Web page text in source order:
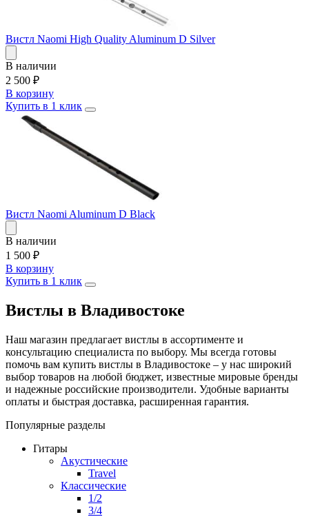
Вистл Naomi High Quality Aluminum D Silver
В наличии
2 500 ₽
В корзину
Купить в 1 клик
Вистл Naomi Aluminum D Black
В наличии
1 500 ₽
В корзину
Купить в 1 клик
Вистлы в Владивостоке
Наш магазин предлагает вистлы в ассортименте и
консультацию специалиста по выбору. Мы всегда готовы
помочь вам купить вистлы в Владивостоке – у нас широкий
выбор товаров на любой бюджет, известные мировые бренды
и надежные российские производители. Удобные варианты
оплаты и быстрая доставка, расширенная гарантия.
Популярные разделы
Гитары
Акустические
Travel
Классические
1/2
3/4